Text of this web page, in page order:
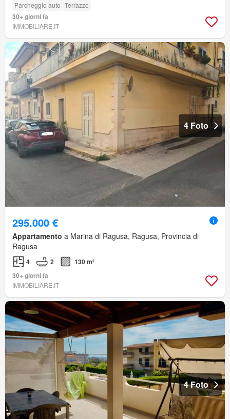
Parcheggio auto Terrazzo
30+ giorni fa
IMMOBILIARE.IT
4 Foto
295.000 €
Appartamento a Marina di Ragusa, Ragusa, Provincia di
Ragusa
4 2
130 m²
30+ giorni fa
IMMOBILIARE.IT
4 Foto